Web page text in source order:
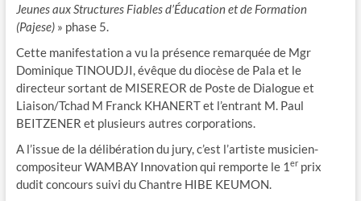
Jeunes aux Structures Fiables d’Éducation et de Formation
(Pajese) » phase 5.
Cette manifestation a vu la présence remarquée de Mgr
Dominique TINOUDJI, évêque du diocèse de Pala et le
directeur sortant de MISEREOR de Poste de Dialogue et
Liaison/Tchad M Franck KHANERT et l’entrant M. Paul
BEITZENER et plusieurs autres corporations.
A l’issue de la délibération du jury, c’est l’artiste musicien-
compositeur WAMBAY Innovation qui remporte le 1 erprix
dudit concours suivi du Chantre HIBE KEUMON.